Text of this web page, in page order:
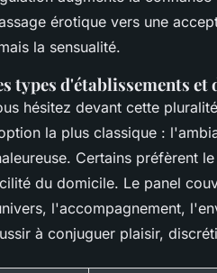
érotique vers une
la sensualité.
types d'établissements et
hésitez devant cette
la plus classique :
Certains préfèrent
du domicile. Le panel
l'accompagnement,
à conjuguer plaisir,